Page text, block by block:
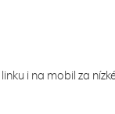
i na mobil za